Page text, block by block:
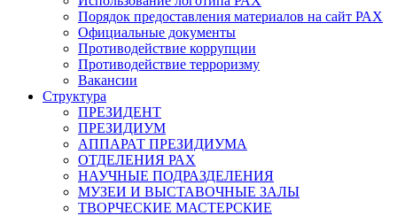
Порядок предоставления материалов на сайт РАХ
Официальные документы
Противодействие коррупции
Противодействие терроризму
Вакансии
Структура
ПРЕЗИДЕНТ
ПРЕЗИДИУМ
АППАРАТ ПРЕЗИДИУМА
ОТДЕЛЕНИЯ РАХ
НАУЧНЫЕ ПОДРАЗДЕЛЕНИЯ
МУЗЕИ И ВЫСТАВОЧНЫЕ ЗАЛЫ
ТВОРЧЕСКИЕ МАСТЕРСКИЕ